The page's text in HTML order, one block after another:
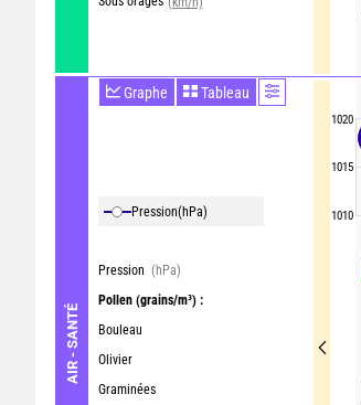
AIR - SANTÉ
Graphe Tableau
Pression(hPa)
Pression (hPa)
Pollen (grains/m³) :
Bouleau
Olivier
Graminées
1020
1015
1010